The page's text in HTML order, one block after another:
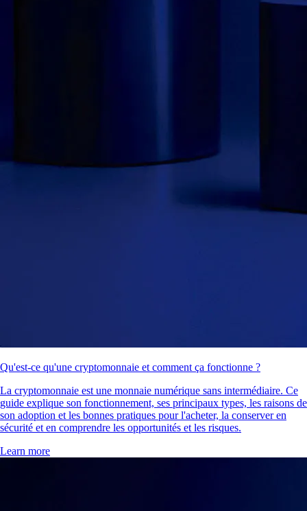
Qu'est-ce qu'une cryptomonnaie et comment ça fonctionne ?
La cryptomonnaie est une monnaie numérique sans intermédiaire. Ce
guide explique son fonctionnement, ses principaux types, les raisons de
son adoption et les bonnes pratiques pour l'acheter, la conserver en
sécurité et en comprendre les opportunités et les risques.
Learn more